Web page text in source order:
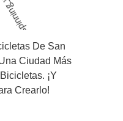
De San
Ciudad Más
¡Y
Crearlo!
De San
Ciudad Más
¡Y
Crearlo!